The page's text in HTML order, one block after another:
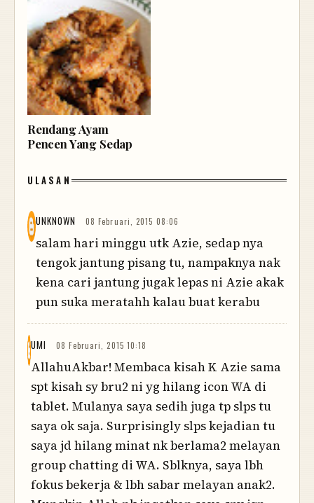
Rendang Ayam
Pencen Yang Sedap
ULASAN
UNKNOWN 08 Februari, 2015 08:06
salam hari minggu utk Azie, sedap nya
tengok jantung pisang tu, nampaknya nak
kena cari jantung jugak lepas ni Azie akak
pun suka meratahh kalau buat kerabu
UMI 08 Februari, 2015 10:18
AllahuAkbar! Membaca kisah K Azie sama
spt kisah sy bru2 ni yg hilang icon WA di
tablet. Mulanya saya sedih juga tp slps tu
saya ok saja. Surprisingly slps kejadian tu
saya jd hilang minat nk berlama2 melayan
group chatting di WA. Sblknya, saya lbh
fokus bekerja & lbh sabar melayan anak2.